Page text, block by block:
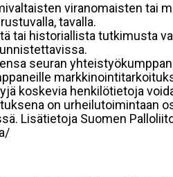
viranomaisten tai
tavalla.
tai historiallista tutkimusta
seuran
koskevia henkilötietoja
on urheilutoimintaan
Lisätietoja Suomen